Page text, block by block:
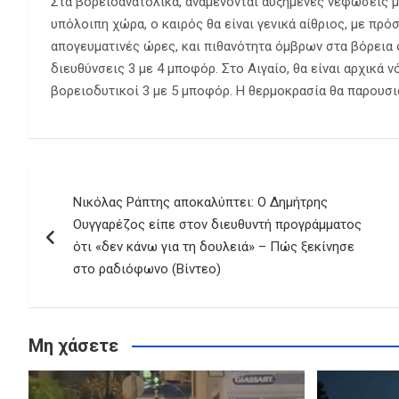
υπόλοιπη χώρα, ο καιρός θα είναι γενικά αίθριος, με
απογευματινές ώρες, και πιθανότητα όμβρων στα
διευθύνσεις 3 με 4 μποφόρ. Στο Αιγαίο, θα είναι αρχικά
βορειοδυτικοί 3 με 5 μποφόρ. Η θερμοκρασία θα
άρθρων
Νικόλας Ράπτης αποκαλύπτει: Ο Δημήτρης
Ουγγαρέζος είπε στον διευθυντή προγράμματος
ότι «δεν κάνω για τη δουλειά» – Πώς ξεκίνησε
στο ραδιόφωνο (Βίντεο)
Μη χάσετε